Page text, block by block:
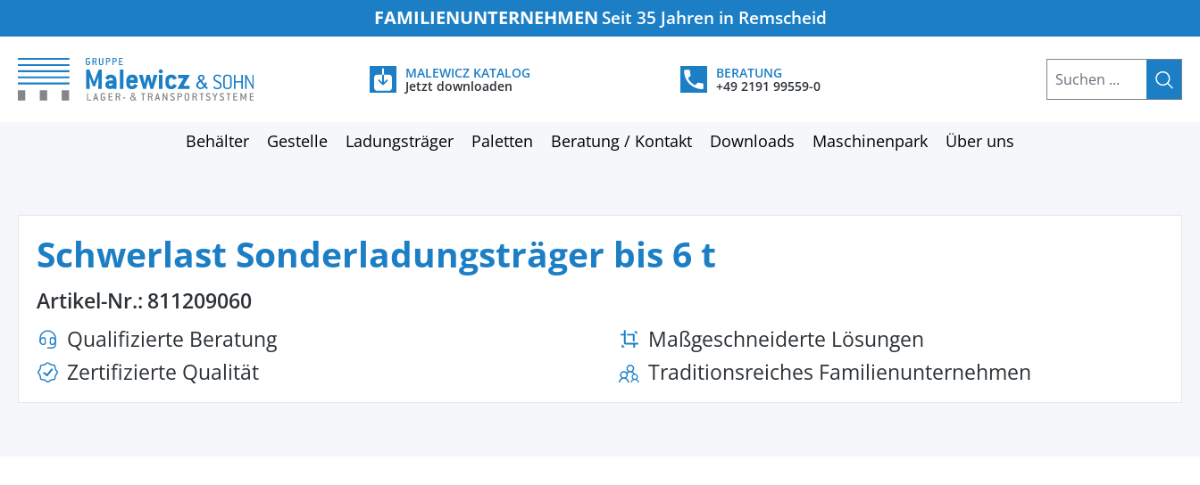
FAMILIENUNTERNEHMEN Seit 35 Jahren in Remscheid
MALEWICZ KATALOG
Jetzt downloaden
BERATUNG
+49 2191 99559-0
Behälter Gestelle Ladungsträger Paletten Beratung / Kontakt Downloads Maschinenpark Über uns
Schwerlast Sonderladungsträger bis 6 t
Artikel-Nr.: 811209060
Qualifizierte Beratung
Zertifizierte Qualität
Maßgeschneiderte Lösungen
Traditionsreiches Familienunternehmen